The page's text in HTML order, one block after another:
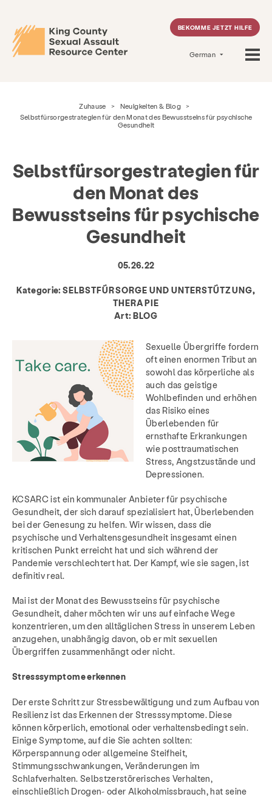
BEKOMME JETZT HILFE
German
Zuhause > Neuigkeiten & Blog
>
Selbstfürsorgestrategien für den Monat des Bewusstseins für psychische
Gesundheit
Selbstfürsorgestrategien für
den Monat des
Bewusstseins für psychische
Gesundheit
05.26.22
Kategorie:SELBSTFÜRSORGE UND UNTERSTÜTZUNG,
THERAPIE
Art: BLOG
Sexuelle Übergriffe fordern
oft einen enormen Tribut an
sowohl das körperliche als
auch das geistige
Wohlbefinden und erhöhen
das Risiko eines
Überlebenden für
ernsthafte Erkrankungen
wie posttraumatischen
Stress, Angstzustände und
Depressionen.
KCSARC ist ein kommunaler Anbieter für psychische
Gesundheit, der sich darauf spezialisiert hat, Überlebenden
bei der Genesung zu helfen. Wir wissen, dass die
psychische und Verhaltensgesundheit insgesamt einen
kritischen Punkt erreicht hat und sich während der
Pandemie verschlechtert hat. Der Kampf, wie sie sagen, ist
definitiv real.
Mai ist der Monat des Bewusstseins für psychische
Gesundheit, daher möchten wir uns auf einfache Wege
konzentrieren, um den alltäglichen Stress in unserem Leben
anzugehen, unabhängig davon, ob er mit sexuellen
Übergriffen zusammenhängt oder nicht.
Stresssymptome erkennen
Der erste Schritt zur Stressbewältigung und zum Aufbau von
Resilienz ist das Erkennen der Stresssymptome. Diese
können körperlich, emotional oder verhaltensbedingt sein.
Einige Symptome, auf die Sie achten sollten:
Körperspannung oder allgemeine Steifheit,
Stimmungsschwankungen, Veränderungen im
Schlafverhalten. Selbstzerstörerisches Verhalten,
einschließlich Drogen- oder Alkoholmissbrauch, hat seine